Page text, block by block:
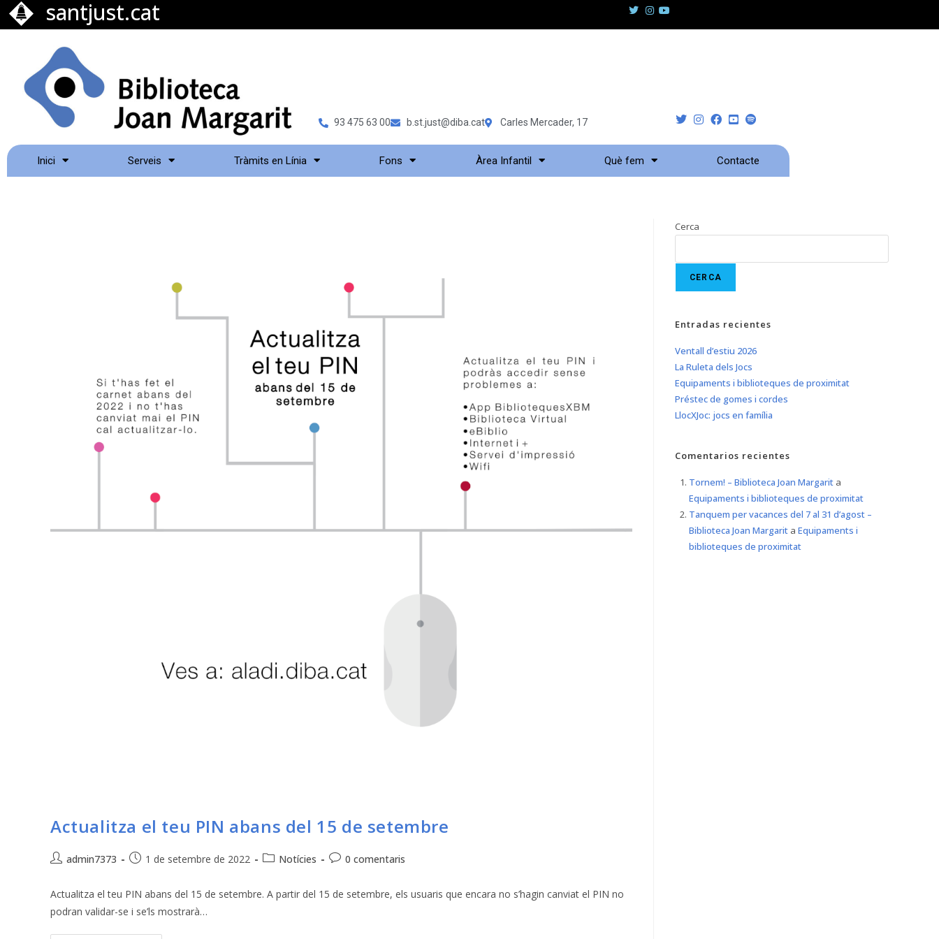
santjust.cat
93 475 63 00 b.st.just@diba.cat Carles Mercader, 17
Inici Serveis Tràmits en Línia Fons Àrea Infantil Què fem Contacte
Actualitza el teu PIN abans del 15 de setembre
admin7373 1 de setembre de 2022 Notícies 0 comentaris
Actualitza el teu PIN abans del 15 de setembre. A partir del 15 de setembre, els usuaris que encara no s’hagin canviat el PIN no
podran validar-se i se’ls mostrarà…
Cerca
CERCA
Entradas recientes
Ventall d’estiu 2026
La Ruleta dels Jocs
Equipaments i biblioteques de proximitat
Préstec de gomes i cordes
LlocXJoc: jocs en família
Comentarios recientes
Tornem! – Biblioteca Joan Margarit a
Equipaments i biblioteques de proximitat
Tanquem per vacances del 7 al 31 d’agost –
Biblioteca Joan Margarit a Equipaments i
biblioteques de proximitat